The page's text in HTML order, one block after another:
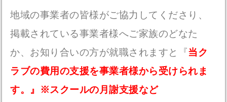
地域の事業者の皆様がご協力してくださり、
掲載されている事業者様へご家族のどなた
か、お知り合いの方が就職されますと『当ク
ラブの費用の支援を事業者様から受けられま
す。』※スクールの月謝支援など